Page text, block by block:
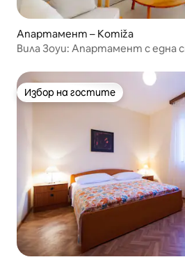
Апартамент – Komiža
Вила Зоуи: Апартамент с една
Избор на гостите
Избор на гостите